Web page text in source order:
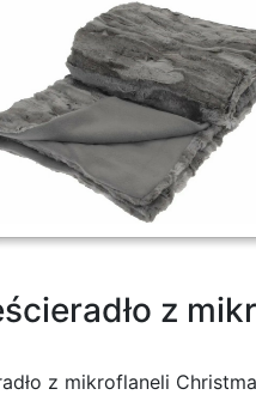
130 x 150 cm
z
z mikroflaneli